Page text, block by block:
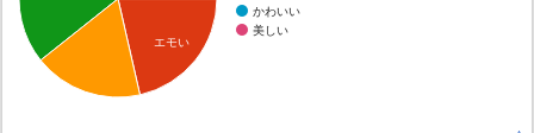
かわいい
美しい
エモい